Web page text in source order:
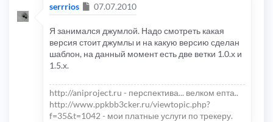
serrrios Сообщение
07.07.2010
Я занимался джумлой. Надо смотреть какая
версия стоит джумлы и на какую версию сделан
шаблон, на данный момент есть две ветки 1.0.х и
1.5.х.
http://aniproject.ru - перспектива... велком епта..
http://www.ppkbb3cker.ru/viewtopic.php?
f=35&t=1042 - мои платные услуги по трекеру.